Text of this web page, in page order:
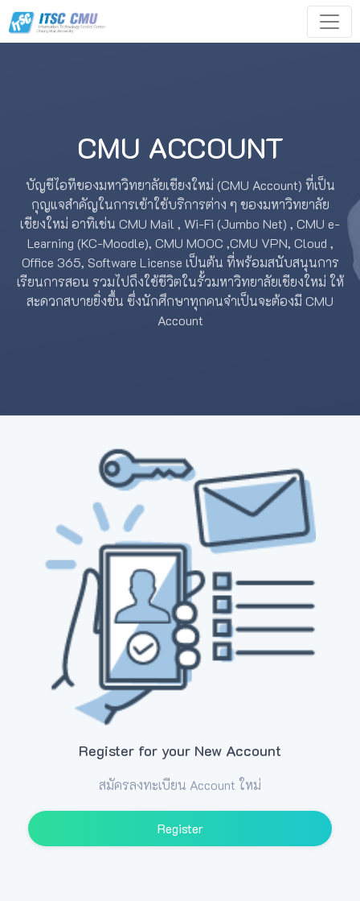
CMU ACCOUNT
บัญชีไอทีของมหาวิทยาลัยเชียงใหม่ (CMU Account) ที่เป็น
กุญแจสำคัญในการเข้าใช้บริการต่าง ๆ ของมหาวิทยาลัย
เชียงใหม่ อาทิเช่น CMU Mail , Wi-Fi (Jumbo Net) , CMU e-
Learning (KC-Moodle), CMU MOOC ,CMU VPN, Cloud ,
Office 365, Software License เป็นต้น ที่พร้อมสนับสนุนการ
เรียนการสอน รวมไปถึงใช้ชีวิตในรั้วมหาวิทยาลัยเชียงใหม่ ให้
สะดวกสบายยิ่งขึ้น ซึ่งนักศึกษาทุกคนจำเป็นจะต้องมี CMU
Account
Register for your New Account
สมัครลงทะเบียน Account ใหม่
Register